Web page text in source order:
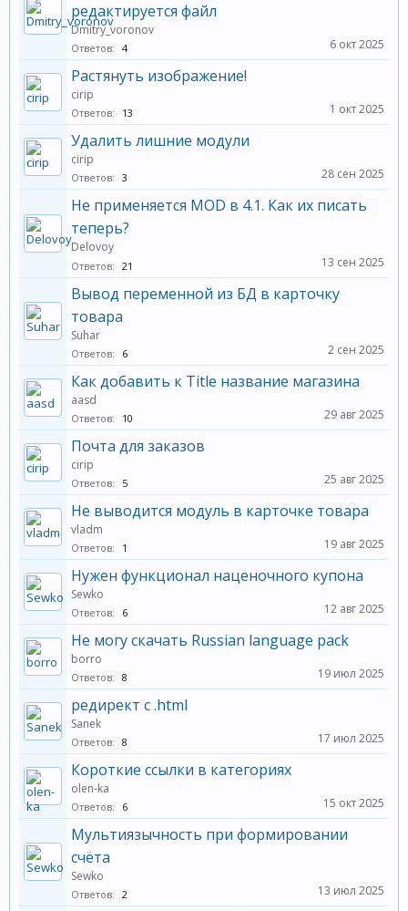
редактируется файл
Dmitry_voronov
Ответов: 4 6 окт 2025
Растянуть изображение!
cirip
Ответов: 13 1 окт 2025
Удалить лишние модули
cirip
Ответов: 3 28 сен 2025
Не применяется MOD в 4.1. Как их писать
теперь?
Delovoy
Ответов: 21 13 сен 2025
Вывод переменной из БД в карточку
товара
Suhar
Ответов: 6 2 сен 2025
Как добавить к Title название магазина
aasd
Ответов: 10 29 авг 2025
Почта для заказов
cirip
Ответов: 5 25 авг 2025
Не выводится модуль в карточке товара
vladm
Ответов: 1 19 авг 2025
Нужен функционал наценочного купона
Sewko
Ответов: 6 12 авг 2025
Не могу скачать Russian language pack
borro
Ответов: 8 19 июл 2025
редирект с .html
Sanek
Ответов: 8 17 июл 2025
Короткие ссылки в категориях
olen-ka
Ответов: 6 15 окт 2025
Мультиязычность при формировании
счёта
Sewko
Ответов: 2 13 июл 2025